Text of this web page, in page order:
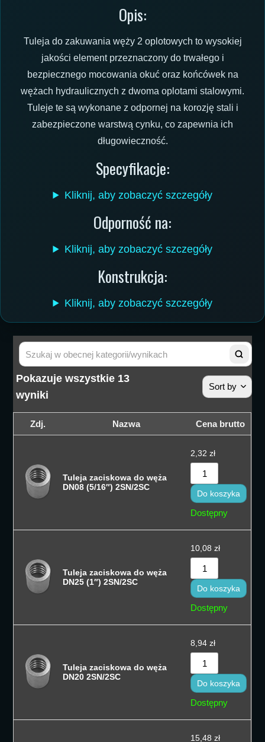
Opis:
Tuleja do zakuwania węży 2 oplotowych to wysokiej
jakości element przeznaczony do trwałego i
bezpiecznego mocowania okuć oraz końcówek na
wężach hydraulicznych z dwoma oplotami stalowymi.
Tuleje te są wykonane z odpornej na korozję stali i
zabezpieczone warstwą cynku, co zapewnia ich
długowieczność.
Specyfikacje:
Kliknij, aby zobaczyć szczegóły
Odporność na:
Kliknij, aby zobaczyć szczegóły
Konstrukcja:
Kliknij, aby zobaczyć szczegóły
Pokazuje wszystkie 13
wyniki
Sort by
Sortuj
Sortuj
Sortuj od
Sortuj od
Sortuj od
Sortuj po
Sortuj po
Zdj. Nazwa Cena brutto
Tuleja zaciskowa do węża
DN08 (5/16″) 2SN/2SC
2,32 zł
Do koszyka
Dostępny
Tuleja zaciskowa do węża
DN25 (1″) 2SN/2SC
10,08 zł
Do koszyka
Dostępny
Tuleja zaciskowa do węża
DN20 2SN/2SC
8,94 zł
Do koszyka
Dostępny
15,48 zł